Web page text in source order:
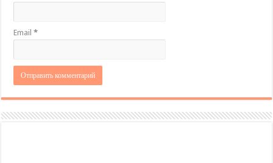
Email*